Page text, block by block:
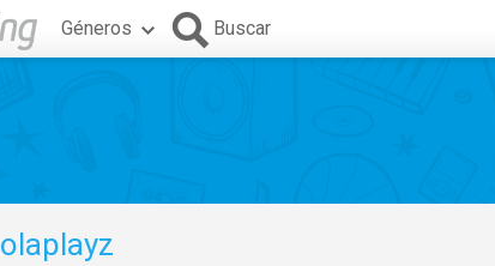
Géneros Buscar
olaplayz